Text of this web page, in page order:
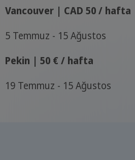
Vancouver | CAD 50 / hafta
5 Temmuz - 15 Ağustos
Pekin | 50 € / hafta
19 Temmuz - 15 Ağustos